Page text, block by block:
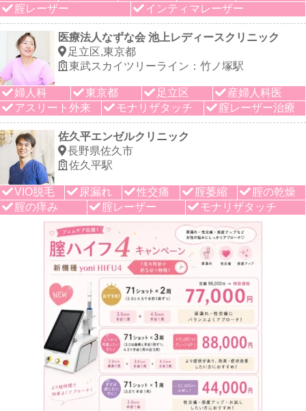
腟レーザー
インティマレーザー
医療法人なずな会 池上レディースクリニック
足立区,東京都
東武スカイツリーライン：竹ノ塚駅
婦人科 東京都 足立区
産婦人科医
アスリート外来
モナリザタッチ 腟レーザー治療
佐久平エンゼルクリニック
長野県佐久市
佐久平駅
VIO脱毛 尿漏れ 性交痛 腟萎縮
腟の乾燥
腟の痒み
腟レーザー モナリザタッチ